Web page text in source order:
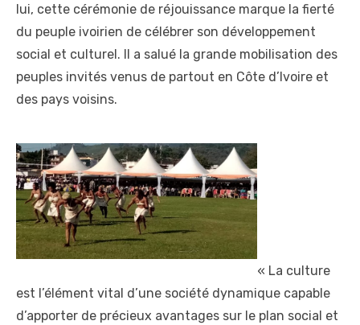
lui, cette cérémonie de réjouissance marque la fierté
du peuple ivoirien de célébrer son développement
social et culturel. Il a salué la grande mobilisation des
peuples invités venus de partout en Côte d’Ivoire et
des pays voisins.
« La culture
est l’élément vital d’une société dynamique capable
d’apporter de précieux avantages sur le plan social et